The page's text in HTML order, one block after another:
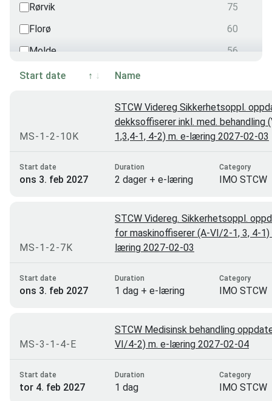
Rørvik
75
Florø
60
Molde
56
Harstad
48
Trondheim
32
Hammerfest
29
12
Svolvær
Brønnøysund
12
9
Tønsberg
7
Start date Name
MS-1-2-10K
Start date
ons 3. feb 2027
STCW Videreg Sikkerhetsoppl.
dekksoffiserer inkl. med. behandling
1,3,4-1, 4-2) m. e-læring 2027-02-03
Duration
2 dager + e-læring
Category
IMO STCW
MS-1-2-7K
Start date
ons 3. feb 2027
STCW Videreg. Sikkerhetsoppl.
for maskinoffiserer (A-VI/2-1, 3, 4-1)
læring 2027-02-03
Duration
1 dag + e-læring
Category
IMO STCW
MS-3-1-4-E
Start date
tor 4. feb 2027
STCW Medisinsk behandling
VI/4-2) m. e-læring 2027-02-04
Duration
1 dag
Category
IMO STCW